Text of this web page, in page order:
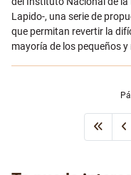
Lapido-, una serie de
que permitan revertir la
mayoría de los pequeños